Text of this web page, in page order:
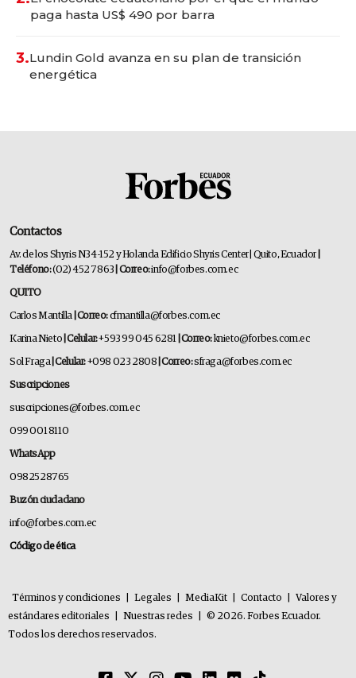
paga hasta US$ 490 por barra
3.Lundin Gold avanza en su plan de transición
energética
Contactos
Av. de los Shyris N34-152 y Holanda Edificio Shyris Center | Quito, Ecuador
Teléfono:(02) 452 7863 | Correo:info@forbes.com.ec
QUITO
Carlos Mantilla | Correo:cfmantilla@forbes.com.ec
Karina Nieto | Celular:+593 99 045 6281 | Correo: knieto@forbes.com.ec
Sol Fraga | Celular:+098 023 2808 | Correo:sfraga@forbes.com.ec
Suscripciones
suscripciones@forbes.com.ec
099 001 8110
WhatsApp
0982528765
Buzón ciudadano
info@forbes.com.ec
Código de ética
Términos y condiciones Legales MediaKit Contacto
Valores y
estándares editoriales
Nuestras redes
© 2026. Forbes Ecuador.
Todos los derechos reservados.